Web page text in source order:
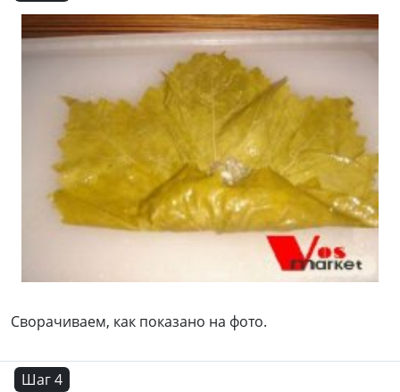
Сворачиваем, как показано на фото.
Шаг 4